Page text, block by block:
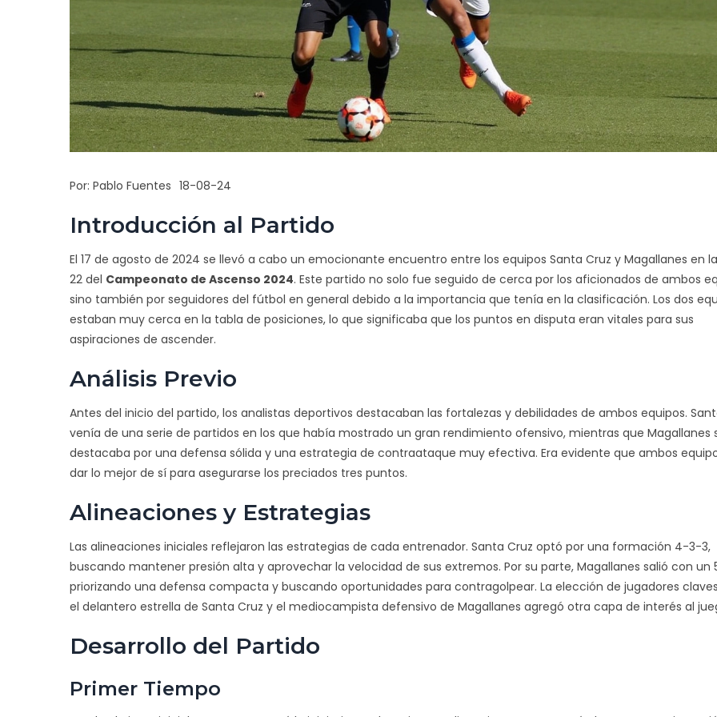
Por: Pablo Fuentes 18-08-24
Introducción al Partido
El 17 de agosto de 2024 se llevó a cabo un emocionante encuentro entre los equipos Santa Cruz y Magallanes en
22 del Campeonato de Ascenso 2024. Este partido no solo fue seguido de cerca por los aficionados de ambos
sino también por seguidores del fútbol en general debido a la importancia que tenía en la clasificación. Los dos
estaban muy cerca en la tabla de posiciones, lo que significaba que los puntos en disputa eran vitales para sus
aspiraciones de ascender.
Análisis Previo
Antes del inicio del partido, los analistas deportivos destacaban las fortalezas y debilidades de ambos equipos.
venía de una serie de partidos en los que había mostrado un gran rendimiento ofensivo, mientras que Magallanes
destacaba por una defensa sólida y una estrategia de contraataque muy efectiva. Era evidente que ambos
dar lo mejor de sí para asegurarse los preciados tres puntos.
Alineaciones y Estrategias
Las alineaciones iniciales reflejaron las estrategias de cada entrenador. Santa Cruz optó por una formación 4-3-3,
buscando mantener presión alta y aprovechar la velocidad de sus extremos. Por su parte, Magallanes salió con un
priorizando una defensa compacta y buscando oportunidades para contragolpear. La elección de jugadores
el delantero estrella de Santa Cruz y el mediocampista defensivo de Magallanes agregó otra capa de interés al
Desarrollo del Partido
Primer Tiempo